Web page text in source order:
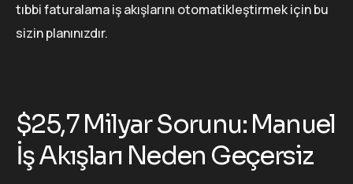
tıbbi faturalama iş akışlarını otomatikleştirmek için bu
sizin planınızdır.
$25,7 Milyar Sorunu: Manuel
İş Akışları Neden Geçersiz